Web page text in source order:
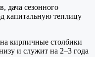
дача сезонного
капитальную теплицу
кирпичные столбики
и служит на 2–3 года